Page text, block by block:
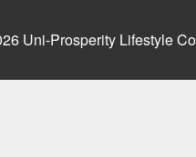
Uni-Prosperity Lifestyle